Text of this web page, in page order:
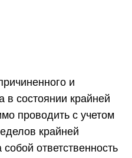
и
в состоянии крайней
проводить с учетом
крайней
ответственность